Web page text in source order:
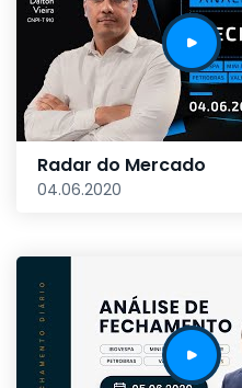
Radar do Mercado
04.06.2020